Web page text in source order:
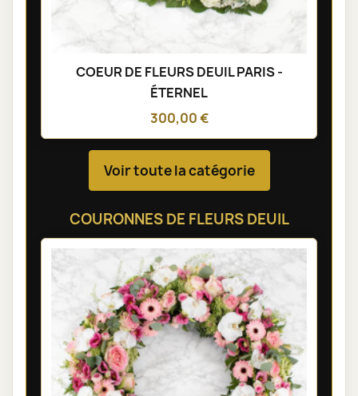
COEUR DE FLEURS DEUIL PARIS -
ÉTERNEL
300,00 €
Voir toute la catégorie
COURONNES DE FLEURS DEUIL